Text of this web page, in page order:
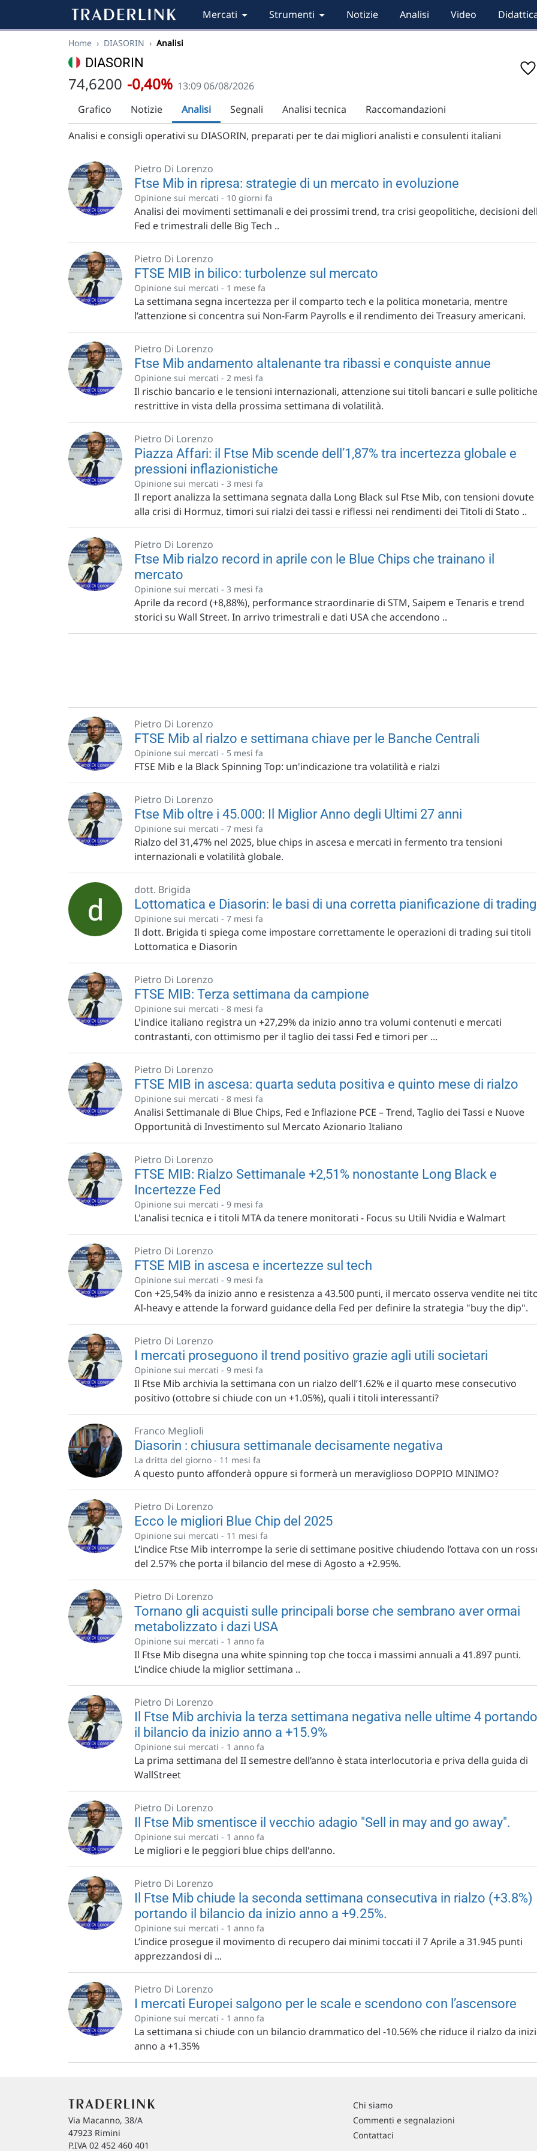
Mercati Strumenti Notizie Analisi Video
Home › DIASORIN › Analisi
DIASORIN
74,6200 -0,40% 13:09 06/08/2026
Grafico
Notizie Analisi Segnali Analisi tecnica
Raccomandazioni
Analisi e consigli operativi su DIASORIN, preparati per te dai migliori analisti e consulenti italiani
Pietro Di Lorenzo
Ftse Mib in ripresa: strategie di un mercato in evoluzione
Opinione sui mercati - 10 giorni fa
Analisi dei movimenti settimanali e dei prossimi trend, tra crisi geopolitiche, decisioni
Fed e trimestrali delle Big Tech ..
Pietro Di Lorenzo
FTSE MIB in bilico: turbolenze sul mercato
Opinione sui mercati - 1 mese fa
La settimana segna incertezza per il comparto tech e la politica monetaria, mentre
l’attenzione si concentra sui Non-Farm Payrolls e il rendimento dei Treasury americani.
Pietro Di Lorenzo
Ftse Mib andamento altalenante tra ribassi e conquiste annue
Opinione sui mercati - 2 mesi fa
Il rischio bancario e le tensioni internazionali, attenzione sui titoli bancari e sulle politiche
restrittive in vista della prossima settimana di volatilità.
Pietro Di Lorenzo
Piazza Affari: il Ftse Mib scende dell’1,87% tra incertezza globale e
pressioni inflazionistiche
Opinione sui mercati - 3 mesi fa
Il report analizza la settimana segnata dalla Long Black sul Ftse Mib, con tensioni dovute
alla crisi di Hormuz, timori sui rialzi dei tassi e riflessi nei rendimenti dei Titoli di Stato ..
Pietro Di Lorenzo
Ftse Mib rialzo record in aprile con le Blue Chips che trainano il
mercato
Opinione sui mercati - 3 mesi fa
Aprile da record (+8,88%), performance straordinarie di STM, Saipem e Tenaris e trend
storici su Wall Street. In arrivo trimestrali e dati USA che accendono ..
Pietro Di Lorenzo
FTSE Mib al rialzo e settimana chiave per le Banche Centrali
Opinione sui mercati - 5 mesi fa
FTSE Mib e la Black Spinning Top: un'indicazione tra volatilità e rialzi
Pietro Di Lorenzo
Ftse Mib oltre i 45.000: Il Miglior Anno degli Ultimi 27 anni
Opinione sui mercati - 7 mesi fa
Rialzo del 31,47% nel 2025, blue chips in ascesa e mercati in fermento tra tensioni
internazionali e volatilità globale.
dott. Brigida
Lottomatica e Diasorin: le basi di una corretta pianificazione di trading
Opinione sui mercati - 7 mesi fa
Il dott. Brigida ti spiega come impostare correttamente le operazioni di trading sui titoli
Lottomatica e Diasorin
Pietro Di Lorenzo
FTSE MIB: Terza settimana da campione
Opinione sui mercati - 8 mesi fa
L'indice italiano registra un +27,29% da inizio anno tra volumi contenuti e mercati
contrastanti, con ottimismo per il taglio dei tassi Fed e timori per ...
Pietro Di Lorenzo
FTSE MIB in ascesa: quarta seduta positiva e quinto mese di rialzo
Opinione sui mercati - 8 mesi fa
Analisi Settimanale di Blue Chips, Fed e Inflazione PCE – Trend, Taglio dei Tassi e Nuove
Opportunità di Investimento sul Mercato Azionario Italiano
Pietro Di Lorenzo
FTSE MIB: Rialzo Settimanale +2,51% nonostante Long Black e
Incertezze Fed
Opinione sui mercati - 9 mesi fa
L'analisi tecnica e i titoli MTA da tenere monitorati - Focus su Utili Nvidia e Walmart
Pietro Di Lorenzo
FTSE MIB in ascesa e incertezze sul tech
Opinione sui mercati - 9 mesi fa
Con +25,54% da inizio anno e resistenza a 43.500 punti, il mercato osserva vendite nei
AI-heavy e attende la forward guidance della Fed per definire la strategia "buy the dip".
Pietro Di Lorenzo
I mercati proseguono il trend positivo grazie agli utili societari
Opinione sui mercati - 9 mesi fa
Il Ftse Mib archivia la settimana con un rialzo dell’1.62% e il quarto mese consecutivo
positivo (ottobre si chiude con un +1.05%), quali i titoli interessanti?
Franco Meglioli
Diasorin : chiusura settimanale decisamente negativa
La dritta del giorno - 11 mesi fa
A questo punto affonderà oppure si formerà un meraviglioso DOPPIO MINIMO?
Pietro Di Lorenzo
Ecco le migliori Blue Chip del 2025
Opinione sui mercati - 11 mesi fa
L’indice Ftse Mib interrompe la serie di settimane positive chiudendo l’ottava con un
del 2.57% che porta il bilancio del mese di Agosto a +2.95%.
Pietro Di Lorenzo
Tornano gli acquisti sulle principali borse che sembrano aver ormai
metabolizzato i dazi USA
Opinione sui mercati - 1 anno fa
Il Ftse Mib disegna una white spinning top che tocca i massimi annuali a 41.897 punti.
L’indice chiude la miglior settimana ..
Pietro Di Lorenzo
Il Ftse Mib archivia la terza settimana negativa nelle ultime 4 portando
il bilancio da inizio anno a +15.9%
Opinione sui mercati - 1 anno fa
La prima settimana del II semestre dell’anno è stata interlocutoria e priva della guida di
WallStreet
Pietro Di Lorenzo
Il Ftse Mib smentisce il vecchio adagio "Sell in may and go away".
Opinione sui mercati - 1 anno fa
Le migliori e le peggiori blue chips dell'anno.
Pietro Di Lorenzo
Il Ftse Mib chiude la seconda settimana consecutiva in rialzo (+3.8%)
portando il bilancio da inizio anno a +9.25%.
Opinione sui mercati - 1 anno fa
L’indice prosegue il movimento di recupero dai minimi toccati il 7 Aprile a 31.945 punti
apprezzandosi di ...
Pietro Di Lorenzo
I mercati Europei salgono per le scale e scendono con l’ascensore
Opinione sui mercati - 1 anno fa
La settimana si chiude con un bilancio drammatico del -10.56% che riduce il rialzo da
anno a +1.35%
Via Macanno, 38/A
47923 Rimini
P.IVA 02 452 460 401
Chi siamo
Commenti e segnalazioni
Contattaci